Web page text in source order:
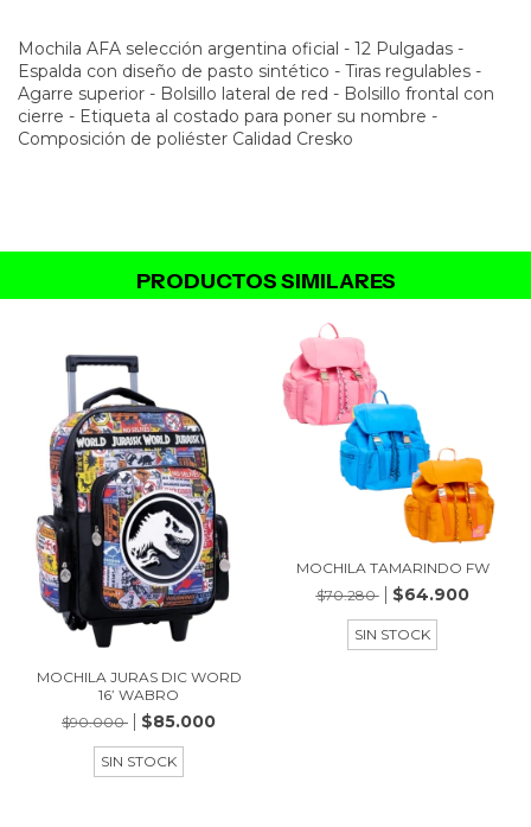
Mochila AFA selección argentina oficial - 12 Pulgadas -
Espalda con diseño de pasto sintético - Tiras regulables -
Agarre superior - Bolsillo lateral de red - Bolsillo frontal con
cierre - Etiqueta al costado para poner su nombre -
Composición de poliéster Calidad Cresko
PRODUCTOS SIMILARES
MOCHILA JURAS DIC WORD
16’ WABRO
$90.000
$85.000
SIN STOCK
MOCHILA TAMARINDO FW
$70.280
$64.900
SIN STOCK